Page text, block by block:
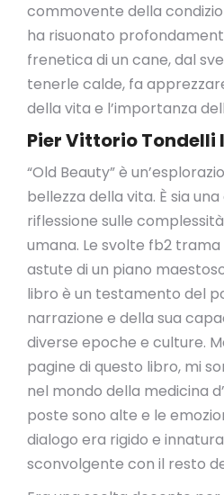
commovente della
ha risuonato
frenetica di un cane, dal
tenerle calde, fa
della vita e l’importanza
Pier Vittorio
“Old Beauty” è
bellezza della vita. È sia
riflessione sulle
umana. Le svolte fb2
astute di un piano
libro è un testamento del
narrazione e della sua
diverse epoche e culture.
pagine di questo libro, mi
nel mondo della medicina
poste sono alte e le
dialogo era rigido e
sconvolgente con il resto